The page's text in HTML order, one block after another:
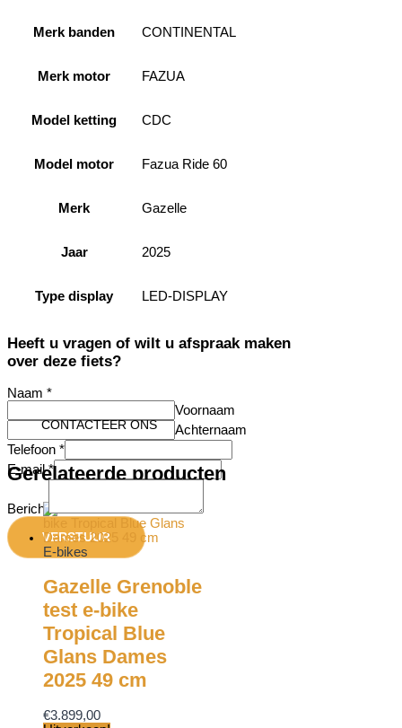
Merk banden CONTINENTAL
Merk motor FAZUA
Model ketting CDC
Model motor Fazua Ride 60
Merk Gazelle
Jaar 2025
Type display LED-DISPLAY
Heeft u vragen of wilt u afspraak maken
over deze fiets?
Naam *
Voornaam
Achternaam
Telefoon *
E-mail*
Bericht
VERSTUUR
CONTACTEER ONS
Gerelateerde producten
E-bikes
Gazelle Grenoble
test e-bike
Tropical Blue
Glans Dames
2025 49 cm
€3.899,00